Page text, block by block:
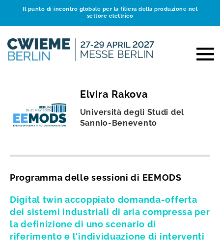
Il punto di incontro globale per la filiera della produzione nel
settore elettrico
Elvira Rakova
Università degli Studi del
Sannio-Benevento
Programma delle sessioni di EEMODS
Digital twin accoppiato domanda-offerta
dei sistemi industriali di aria compressa per
la definizione di uno scenario di
riferimento e l'individuazione di interventi